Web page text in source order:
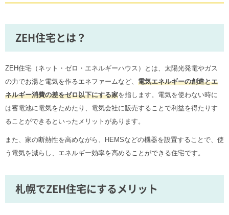
ZEH住宅とは？
ZEH住宅（ネット・ゼロ・エネルギーハウス）とは、太陽光発電やガス
の力でお湯と電気を作るエネファームなど、 電気エネルギーの創造とエ
ネルギー消費の差をゼロ以下にする家を指します。電気を使わない時に
は蓄電池に電気をためたり、電気会社に販売することで利益を得たりす
ることができるといったメリットがあります。
また、家の断熱性を高めながら、HEMSなどの機器を設置することで、使
う電気を減らし、エネルギー効率を高めることができる住宅です。
札幌でZEH住宅にするメリット